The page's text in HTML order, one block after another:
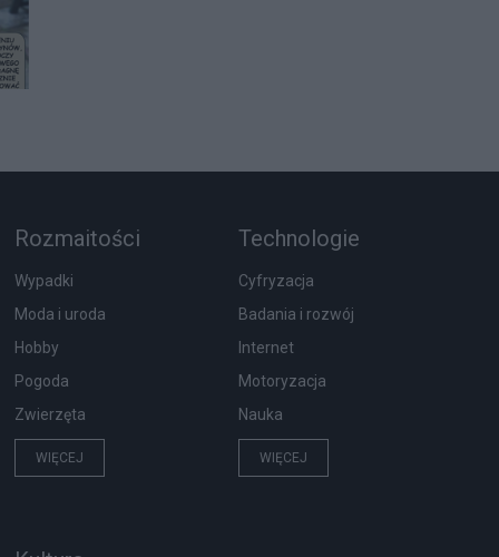
Rozmaitości
Wypadki
Moda i uroda
Hobby
Pogoda
Zwierzęta
WIĘCEJ
Technologie
Cyfryzacja
Badania i rozwój
Internet
Motoryzacja
Nauka
WIĘCEJ